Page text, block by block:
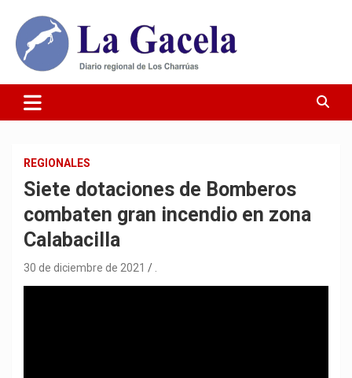
contenido
Diario La Gacela
REGIONALES
Siete dotaciones de Bomberos
combaten gran incendio en zona
Calabacilla
30 de diciembre de 2021